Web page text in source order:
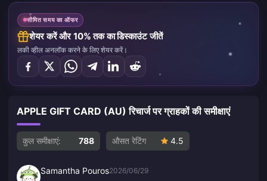
सीमित समय का ऑफर
शेयर करें और 10% तक का डिस्काउंट जीतें
लकी व्हील अनलॉक करने के लिए शेयर करें।
APPLE GIFT CARD (AU) रिचार्ज पर ग्राहकों की समीक्षाएं
कुल समीक्षाएं: 788 औसत रेटिंग 4.5
Samantha Pouros2026/06/29